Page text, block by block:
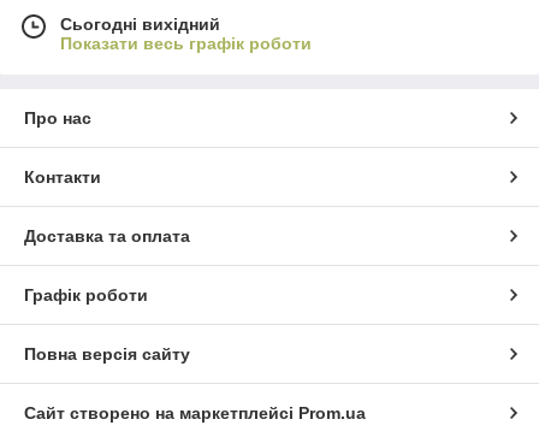
Сьогодні вихідний
Показати весь графік роботи
Про нас
Контакти
Доставка та оплата
Графік роботи
Повна версія сайту
Сайт створено на маркетплейсі Prom.ua